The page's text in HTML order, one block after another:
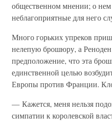
общественном мнении; о нем
неблагоприятные для него
Много горьких упреков
нелепую брошюру, а
предположение, что эта
единственной целью
Европы против Франции.
— Кажется, меня нельзя
симпатии к королевской